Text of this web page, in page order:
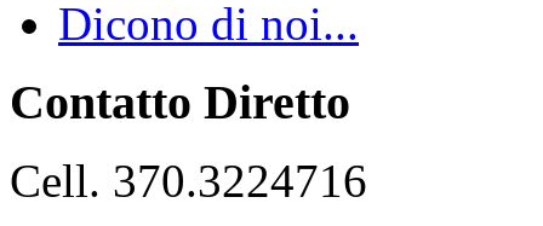
Dicono di noi...
Contatto Diretto
Cell. 370.3224716